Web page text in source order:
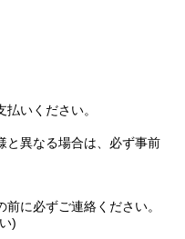
いください。
と異なる場合は、必ず事前
に必ずご連絡ください。
)